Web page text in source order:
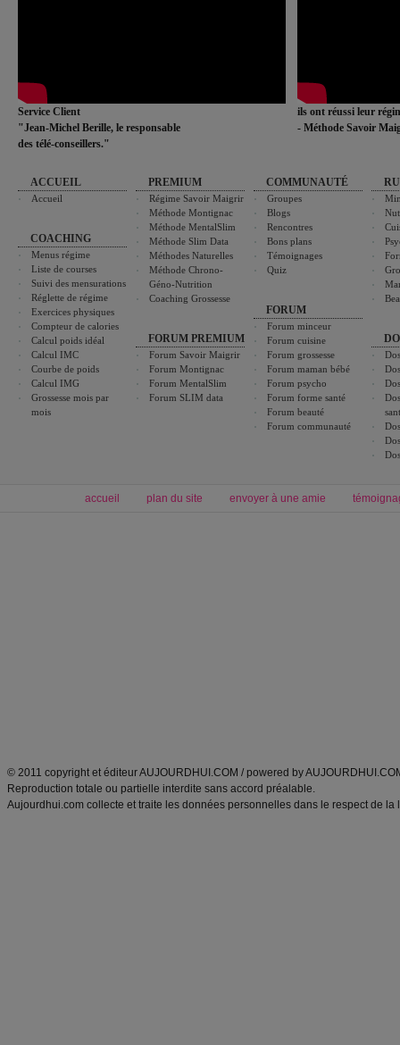
Service Client
"Jean-Michel Berille, le responsable
des télé-conseillers."
ils ont réussi leur
- Méthode Savoir
ACCUEIL
Accueil
COACHING
Menus régime
Liste de courses
Suivi des mensurations
Réglette de régime
Exercices physiques
Compteur de calories
Calcul poids idéal
Calcul IMC
Courbe de poids
Calcul IMG
Grossesse mois par
mois
PREMIUM
Régime Savoir Maigrir
Méthode Montignac
Méthode MentalSlim
Méthode Slim Data
Méthodes Naturelles
Méthode Chrono-
Géno-Nutrition
Coaching Grossesse
FORUM PREMIUM
Forum Savoir Maigrir
Forum Montignac
Forum MentalSlim
Forum SLIM data
COMMUNAUTÉ
Groupes
Blogs
Rencontres
Bons plans
Témoignages
Quiz
FORUM
Forum minceur
Forum cuisine
Forum grossesse
Forum maman bébé
Forum psycho
Forum forme santé
Forum beauté
Forum communauté
accueil plan du site envoyer à une amie
© 2011 copyright et éditeur AUJOURDHUI.COM / powered by
Reproduction totale ou partielle interdite sans accord préalable.
Aujourdhui.com collecte et traite les données personnelles dans le respect de